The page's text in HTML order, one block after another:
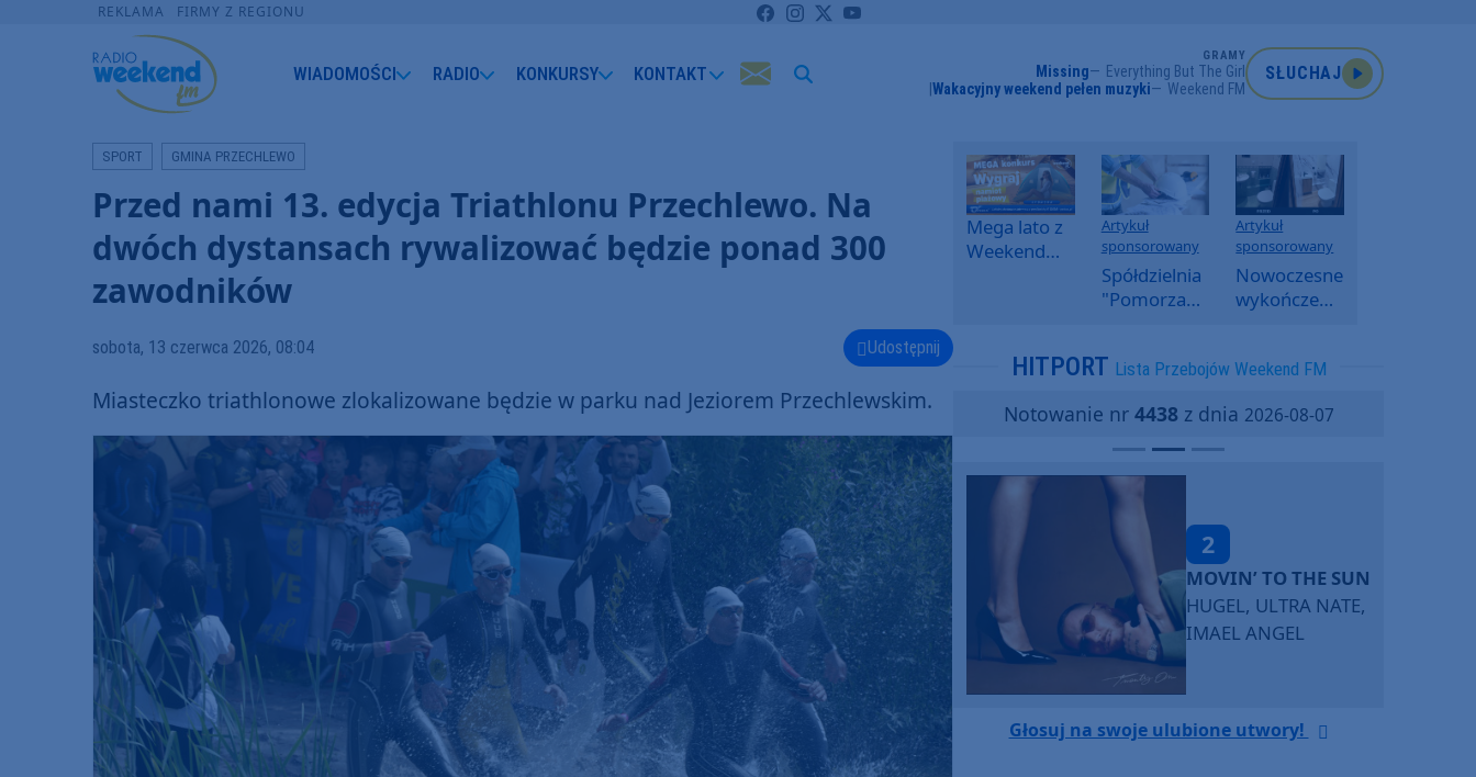
REKLAMA FIRMY Z REGIONU
WIADOMOŚCI RADIO KONKURSY KONTAKT
GRAMY
Missing
Everything But The Girl
Wakacyjny weekend pełen muzyki
Weekend FM
SŁUCHAJ
SPORT GMINA PRZECHLEWO
Przed nami 13. edycja Triathlonu Przechlewo. Na
dwóch dystansach rywalizować będzie ponad 300
zawodników
sobota, 13 czerwca 2026, 08:04 Udostępnij
Miasteczko triathlonowe zlokalizowane będzie w parku nad Jeziorem Przechlewskim.
Mega lato z
Weekend
Artykuł
sponsorowany
Spółdzielnia
"Pomorzanka"
informuje o
i ofertach
najmu
Artykuł
sponsorowany
Nowoczesne
wykończenia
SPC, WPC i
kamienny
HITPORT Lista Przebojów Weekend FM
Notowanie nr 4438z dnia 2026-08-07
2
MOVIN’ TO THE SUN
HUGEL, ULTRA NATE,
IMAEL ANGEL
Głosuj na swoje ulubione utwory!